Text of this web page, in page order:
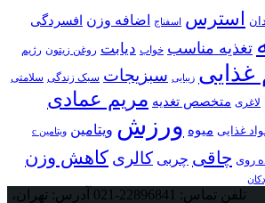
استرس اسفناج اضافه وزن افسردگی
تغذیه مناسب خواب دیابت روغن زیتون رژیم
غذایی زیبایی سبزیجات سبک زندگی سلامتی
لاغری متخصص تغدیه مریم عمادی
غذایی میوه ورزش ویتامین ویتامین c
روی چاقی چربی کالری کاهش وزن
تلفن تماس: 22896841-021 آدرس: تهران،